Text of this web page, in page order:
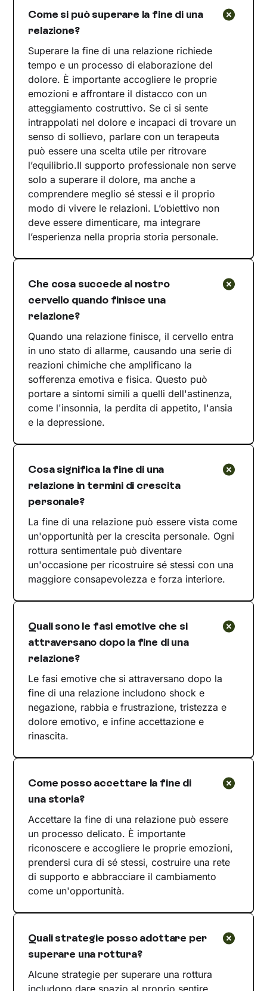
Come si può superare la fine di una
relazione?
Superare la fine di una relazione richiede
tempo e un processo di elaborazione del
dolore. È importante accogliere le proprie
emozioni e affrontare il distacco con un
atteggiamento costruttivo. Se ci si sente
intrappolati nel dolore e incapaci di trovare un
senso di sollievo, parlare con un terapeuta
può essere una scelta utile per ritrovare
l’equilibrio.Il supporto professionale non serve
solo a superare il dolore, ma anche a
comprendere meglio sé stessi e il proprio
modo di vivere le relazioni. L’obiettivo non
deve essere dimenticare, ma integrare
l’esperienza nella propria storia personale.
Che cosa succede al nostro
cervello quando finisce una
relazione?
Quando una relazione finisce, il cervello entra
in uno stato di allarme, causando una serie di
reazioni chimiche che amplificano la
sofferenza emotiva e fisica. Questo può
portare a sintomi simili a quelli dell'astinenza,
come l'insonnia, la perdita di appetito, l'ansia
e la depressione.
Cosa significa la fine di una
relazione in termini di crescita
personale?
La fine di una relazione può essere vista come
un'opportunità per la crescita personale. Ogni
rottura sentimentale può diventare
un'occasione per ricostruire sé stessi con una
maggiore consapevolezza e forza interiore.
Quali sono le fasi emotive che si
attraversano dopo la fine di una
relazione?
Le fasi emotive che si attraversano dopo la
fine di una relazione includono shock e
negazione, rabbia e frustrazione, tristezza e
dolore emotivo, e infine accettazione e
rinascita.
Come posso accettare la fine di
una storia?
Accettare la fine di una relazione può essere
un processo delicato. È importante
riconoscere e accogliere le proprie emozioni,
prendersi cura di sé stessi, costruire una rete
di supporto e abbracciare il cambiamento
come un'opportunità.
Quali strategie posso adottare per
superare una rottura?
Alcune strategie per superare una rottura
includono dare spazio al proprio sentire,